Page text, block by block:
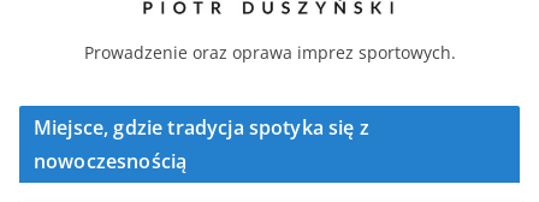
Prowadzenie oraz oprawa imprez sportowych.
Miejsce, gdzie tradycja spotyka się z
nowoczesnością